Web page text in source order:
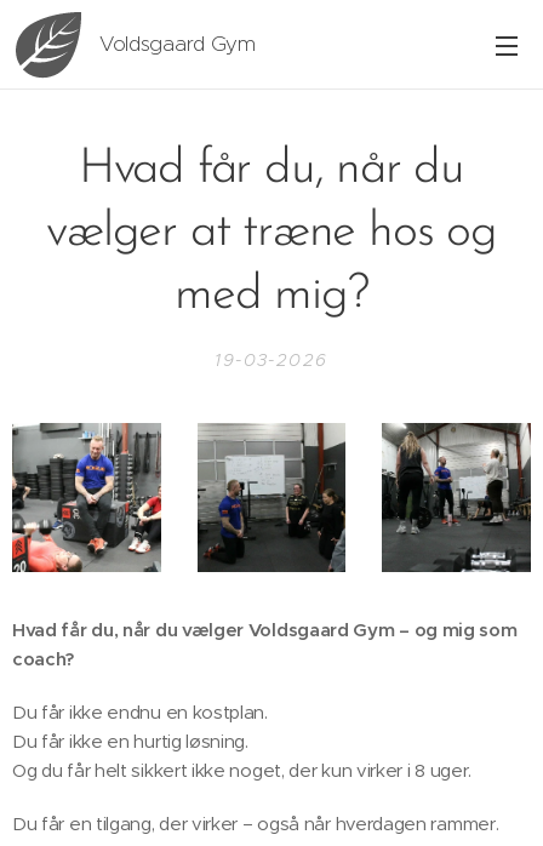
Voldsgaard Gym
Hvad får du, når du
vælger at træne hos og
med mig?
19-03-2026
Hvad får du, når du vælger Voldsgaard Gym – og mig som
coach?
Du får ikke endnu en kostplan.
Du får ikke en hurtig løsning.
Og du får helt sikkert ikke noget, der kun virker i 8 uger.
Du får en tilgang, der virker – også når hverdagen rammer. 🎯